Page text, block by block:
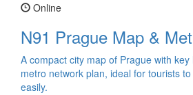
Online
N91 Prague Map &
A compact city map of Prague with
metro network plan, ideal for tourists
easily.